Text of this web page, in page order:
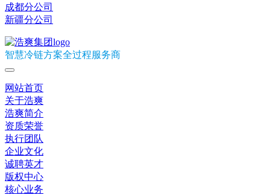
成都分公司
新疆分公司
智慧冷链方案全过程服务商
网站首页
关于浩爽
浩爽简介
资质荣誉
执行团队
企业文化
诚聘英才
版权中心
核心业务